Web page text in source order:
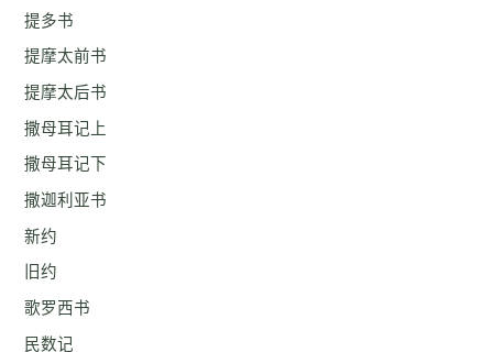
提多书
提摩太前书
提摩太后书
撒母耳记上
撒母耳记下
撒迦利亚书
新约
旧约
歌罗西书
民数记